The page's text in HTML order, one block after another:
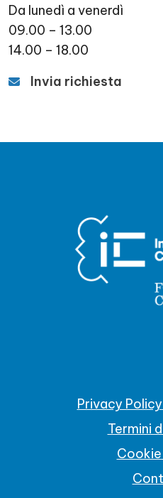
Da lunedì a venerdì
09.00 – 13.00
14.00 – 18.00
Invia richiesta
Privacy
Termini